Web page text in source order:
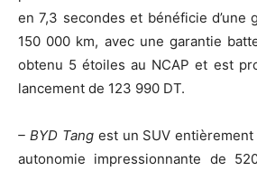
en 7,3 secondes et bénéficie d’une
150 000 km, avec une garantie
obtenu 5 étoiles au NCAP et est
lancement de 123 990 DT.
– BYD Tangest un SUV
autonomie impressionnante de